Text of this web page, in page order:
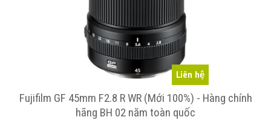
Liên hệ
Fujifilm GF 45mm F2.8 R WR (Mới 100%) - Hàng chính
hãng BH 02 năm toàn quốc